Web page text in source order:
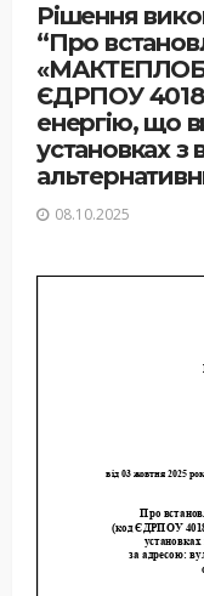
Рішення
“Про
ЄДРПОУ
енергію, що
установках з
08.10.2025